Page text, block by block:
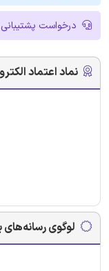
درخواست پشتیبانی
نماد اعتماد
لوگوی